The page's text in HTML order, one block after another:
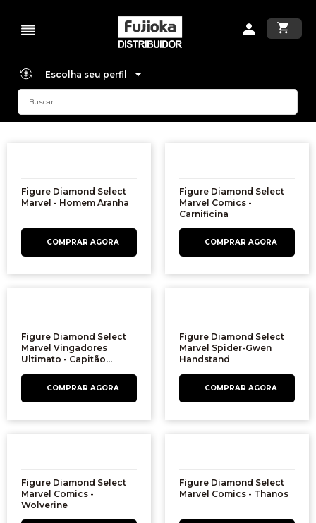
Escolha seu perfil
Figure Diamond Select
Marvel - Homem Aranha
Figure Diamond Select
Marvel Comics -
Carnificina
Figure Diamond Select
Marvel Vingadores
Ultimato - Capitão
América
Figure Diamond Select
Marvel Spider-Gwen
Handstand
Figure Diamond Select
Marvel Comics -
Wolverine
Figure Diamond Select
Marvel Comics - Thanos